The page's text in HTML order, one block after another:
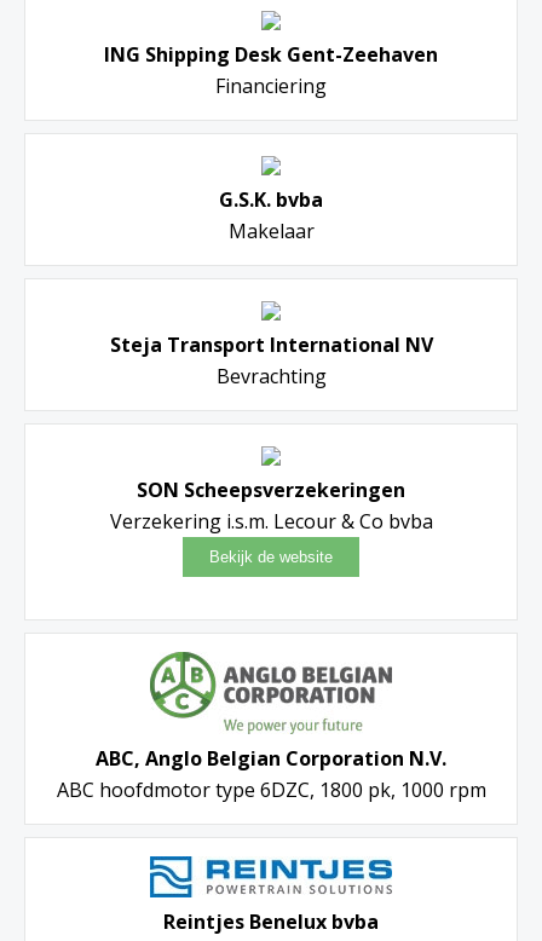
ING Shipping Desk Gent-Zeehaven
Financiering
G.S.K. bvba
Makelaar
Steja Transport International NV
Bevrachting
SON Scheepsverzekeringen
Verzekering i.s.m. Lecour & Co bvba
ABC, Anglo Belgian Corporation N.V.
ABC hoofdmotor type 6DZC, 1800 pk, 1000 rpm
Reintjes Benelux bvba